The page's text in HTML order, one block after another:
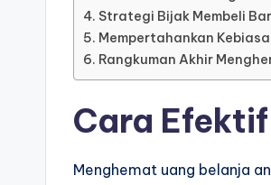
Strategi Bijak Membeli
Mempertahankan
Rangkuman Akhir
Cara
Menghemat uang belanja